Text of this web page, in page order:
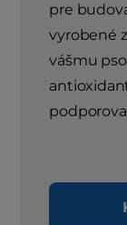
pre
vyrobené
vášmu